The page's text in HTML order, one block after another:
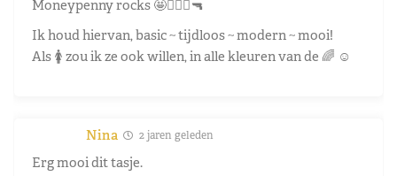
Moneypenny rocks 🤩🤵🏼‍♂️🔫
Ik houd hiervan, basic ~ tijdloos ~ modern ~ mooi!
Als 🚺 zou ik ze ook willen, in alle kleuren van de 🌈 ☺️
Nina 2 jaren geleden
Erg mooi dit tasje.